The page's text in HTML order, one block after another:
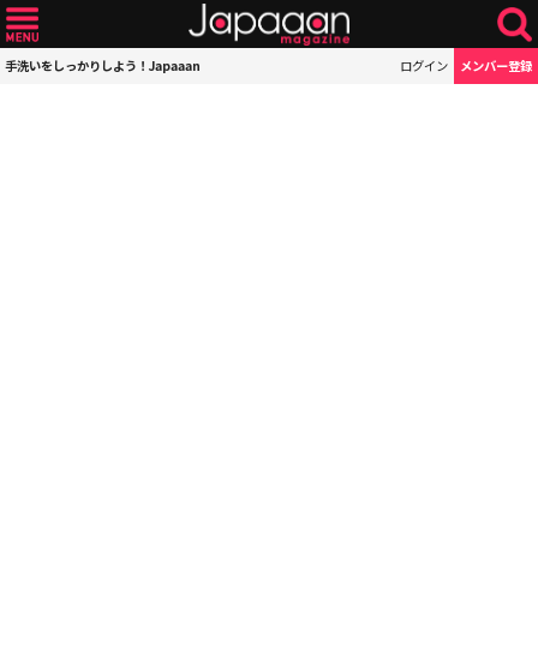
手洗いをしっかりしよう！Japaaan ログイン メンバー登録